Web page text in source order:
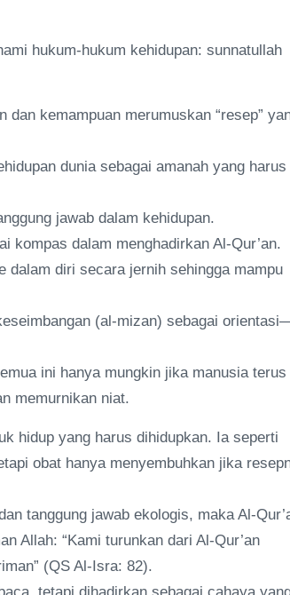
hukum-hukum kehidupan: sunnatullah
dan kemampuan merumuskan “resep”
dunia sebagai amanah yang harus
jawab dalam kehidupan.
kompas dalam menghadirkan Al-Qur’an.
dalam diri secara jernih sehingga mampu
(al-mizan) sebagai
ini hanya mungkin jika manusia terus
memurnikan niat.
hidup yang harus dihidupkan. Ia seperti
obat hanya menyembuhkan jika
tanggung jawab ekologis, maka Al-
Allah: “Kami turunkan dari Al-Qur’an
(QS Al-Isra: 82).